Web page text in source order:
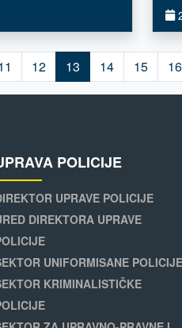
12 13 14 15 16
POLICIJE
UPRAVE POLICIJE
DIREKTORA UPRAVE
UNIFORMISANE POLICIJE
KRIMINALISTIČKE